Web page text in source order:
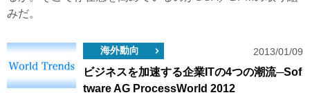
みだ。
海外動向 2013/01/09
ビジネスを加速する企業ITの4つの潮流─Sof
tware AG ProcessWorld 2012